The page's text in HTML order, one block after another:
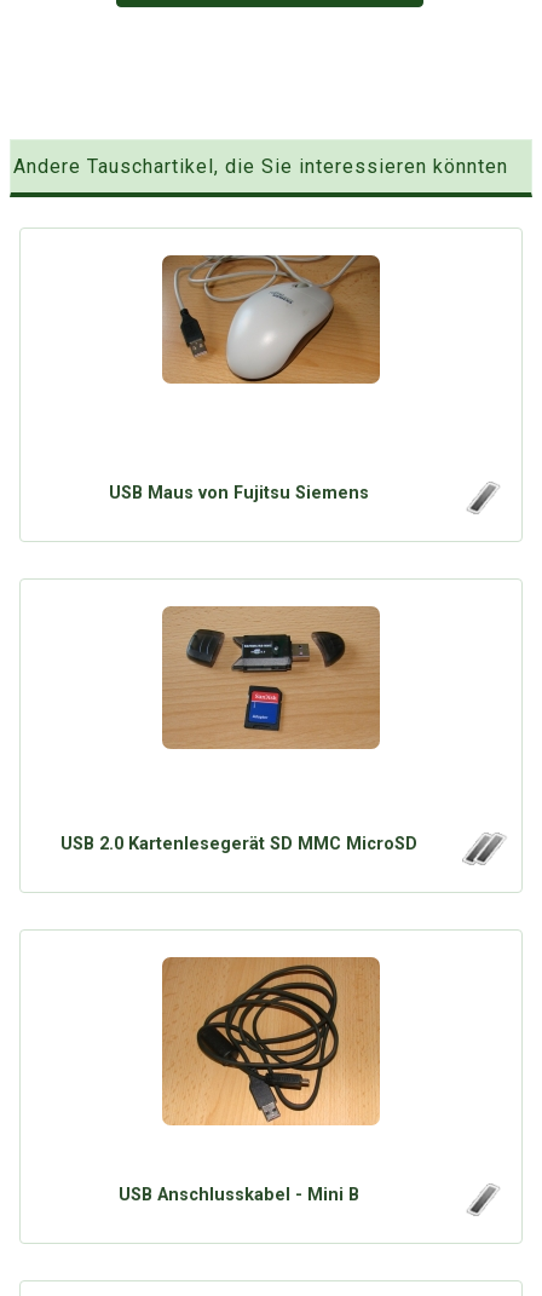
Andere Tauschartikel, die Sie interessieren könnten
USB Maus von Fujitsu Siemens
USB 2.0 Kartenlesegerät SD MMC MicroSD
USB Anschlusskabel - Mini B